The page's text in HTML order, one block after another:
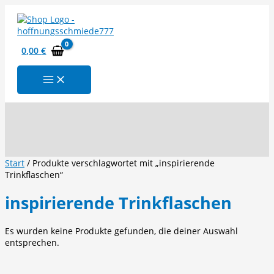
Inhalt
springen
0,00€
Start / Produkte verschlagwortet mit „inspirierende
Trinkflaschen“
inspirierende Trinkflaschen
Es wurden keine Produkte gefunden, die deiner Auswahl
entsprechen.